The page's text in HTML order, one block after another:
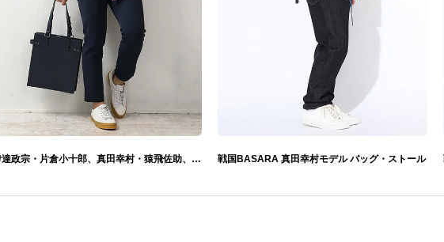
伊達政宗・片倉小十郎、真田幸村・猿飛佐助、石田三成・島左近 モデル 腕時計&バッグ 戦国BASARA 戦国BASARA 真田幸村モデル バッグ・ストール